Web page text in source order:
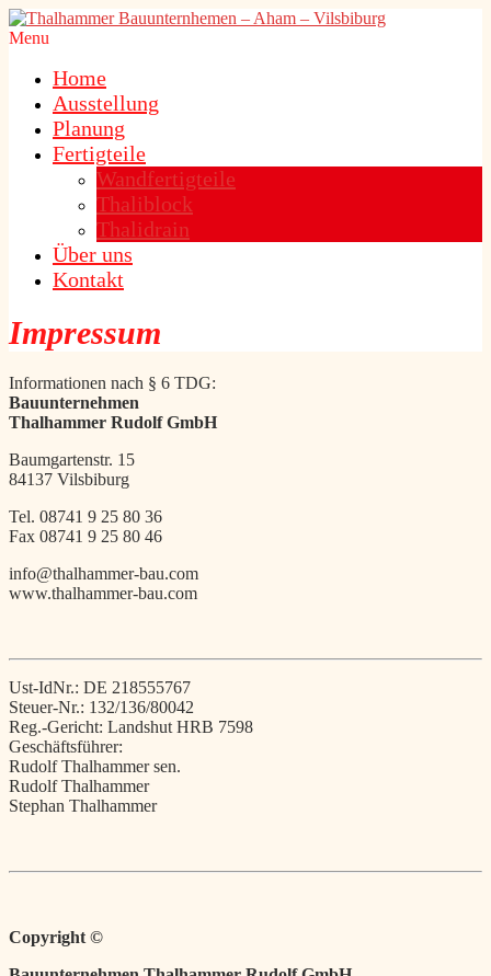
Menu
Home
Ausstellung
Planung
Fertigteile
Wandfertigteile
Thaliblock
Thalidrain
Über uns
Kontakt
Impressum
Informationen nach § 6 TDG:
Bauunternehmen
Thalhammer Rudolf GmbH
Baumgartenstr. 15
84137 Vilsbiburg
Tel. 08741 9 25 80 36
Fax 08741 9 25 80 46
info@thalhammer-bau.com
www.thalhammer-bau.com
Ust-IdNr.: DE 218555767
Steuer-Nr.: 132/136/80042
Reg.-Gericht: Landshut HRB 7598
Geschäftsführer:
Rudolf Thalhammer sen.
Rudolf Thalhammer
Stephan Thalhammer
Copyright ©